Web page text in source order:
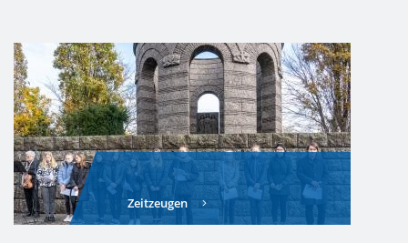
Zeitzeugen